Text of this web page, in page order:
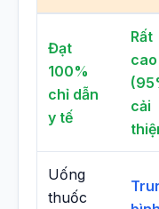
Đạt
100%
chỉ dẫn
y tế
Rất
cao
cải
Uống
thuốc